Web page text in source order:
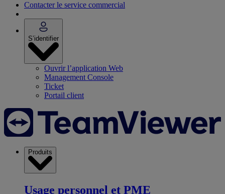
Contacter le service commercial
S’identifier
Ouvrir l’application Web
Management Console
Ticket
Portail client
Produits
Usage personnel et PME